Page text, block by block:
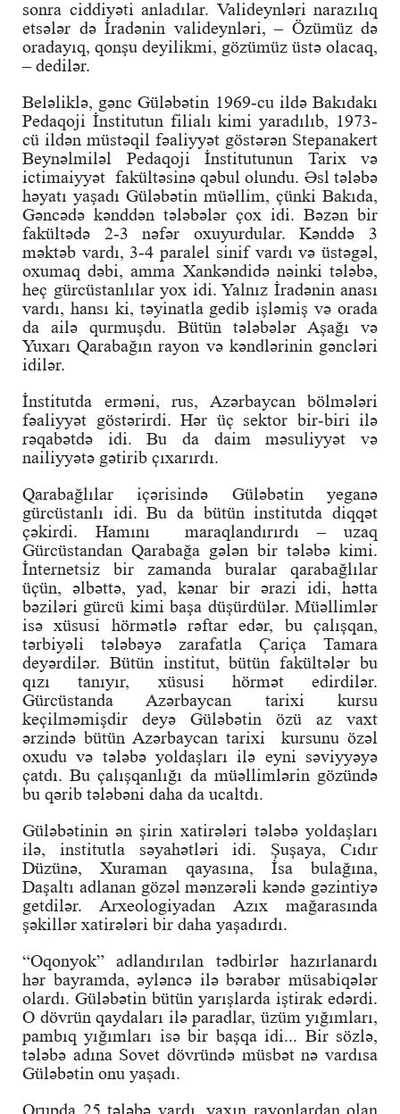
sonra ciddiyəti anladılar. Valideynləri narazılıq
etsələr də İradənin valideynləri, – Özümüz də
oradayıq, qonşu deyilikmi, gözümüz üstə olacaq,
– dedilər.
Beləliklə, gənc Güləbətin 1969-cu ildə Bakıdakı
Pedaqoji İnstitutun filialı kimi yaradılıb, 1973-
cü ildən müstəqil fəaliyyət göstərən Stepanakert
Beynəlmiləl Pedaqoji İnstitutunun Tarix və
ictimaiyyət fakültəsinə qəbul olundu. Əsl tələbə
həyatı yaşadı Güləbətin müəllim, çünki Bakıda,
Gəncədə kənddən tələbələr çox idi. Bəzən bir
fakültədə 2-3 nəfər oxuyurdular. Kənddə 3
məktəb vardı, 3-4 paralel sinif vardı və üstəgəl,
oxumaq dəbi, amma Xankəndidə nəinki tələbə,
heç gürcüstanlılar yox idi. Yalnız İradənin anası
vardı, hansı ki, təyinatla gedib işləmiş və orada
da ailə qurmuşdu. Bütün tələbələr Aşağı və
Yuxarı Qarabağın rayon və kəndlərinin gəncləri
idilər.
İnstitutda erməni, rus, Azərbaycan bölmələri
fəaliyyət göstərirdi. Hər üç sektor bir-biri ilə
rəqabətdə idi. Bu da daim məsuliyyət və
nailiyyətə gətirib çıxarırdı.
Qarabağlılar içərisində Güləbətin yeganə
gürcüstanlı idi. Bu da bütün institutda diqqət
çəkirdi. Hamını maraqlandırırdı – uzaq
Gürcüstandan Qarabağa gələn bir tələbə kimi.
İnternetsiz bir zamanda buralar qarabağlılar
üçün, əlbəttə, yad, kənar bir ərazi idi, hətta
bəziləri gürcü kimi başa düşürdülər. Müəllimlər
isə xüsusi hörmətlə rəftar edər, bu çalışqan,
tərbiyəli tələbəyə zarafatla Çariça Tamara
deyərdilər. Bütün institut, bütün fakültələr bu
qızı tanıyır, xüsusi hörmət edirdilər.
Gürcüstanda Azərbaycan tarixi kursu
keçilməmişdir deyə Güləbətin özü az vaxt
ərzində bütün Azərbaycan tarixi kursunu özəl
oxudu və tələbə yoldaşları ilə eyni səviyyəyə
çatdı. Bu çalışqanlığı da müəllimlərin gözündə
bu qərib tələbəni daha da ucaltdı.
Güləbətinin ən şirin xatirələri tələbə yoldaşları
ilə, institutla səyahətləri idi. Şuşaya, Cıdır
Düzünə, Xuraman qayasına, İsa bulağına,
Daşaltı adlanan gözəl mənzərəli kəndə gəzintiyə
getdilər. Arxeologiyadan Azıx mağarasında
şəkillər xatirələri bir daha yaşadırdı.
“Oqonyok” adlandırılan tədbirlər hazırlanardı
hər bayramda, əyləncə ilə bərabər müsabiqələr
olardı. Güləbətin bütün yarışlarda iştirak edərdi.
O dövrün qaydaları ilə paradlar, üzüm yığımları,
pambıq yığımları isə bir başqa idi... Bir sözlə,
tələbə adına Sovet dövründə müsbət nə vardısa
Güləbətin onu yaşadı.
Qrupda 25 tələbə vardı, yaxın rayonlardan olan